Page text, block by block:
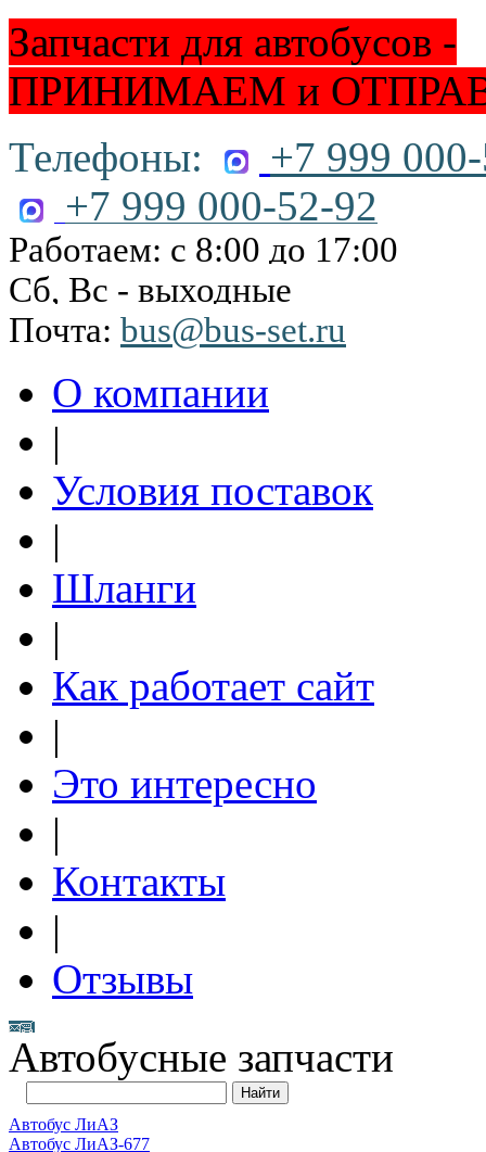
Запчасти для автобусов -
ПРИНИМАЕМ и
Телефоны:
+7 999
+7 999 000-52-92
Работаем: с 8:00 до 17:00
Сб, Вс - выходные
Почта: bus@bus-set.ru
О компании
|
Условия поставок
|
Шланги
|
Как работает сайт
|
Это интересно
|
Контакты
|
Отзывы
Автобусные запчасти
Автобус ЛиАЗ
Автобус ЛиАЗ-677